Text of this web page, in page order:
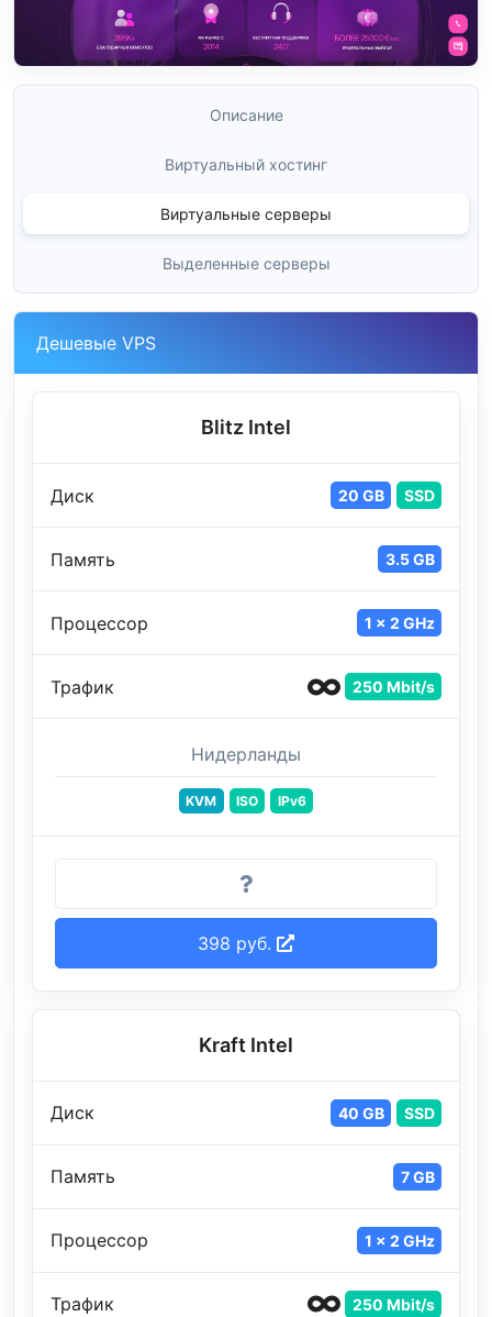
Описание
Виртуальный хостинг
Виртуальные серверы
Выделенные серверы
Дешевые VPS
Blitz Intel
Диск 20 GB SSD
Память 3.5 GB
Процессор 1 x 2 GHz
Трафик 250 Mbit/s
Нидерланды
KVM ISO IPv6
398 руб.
Kraft Intel
Диск 40 GB SSD
Память 7 GB
Процессор 1 x 2 GHz
Трафик 250 Mbit/s